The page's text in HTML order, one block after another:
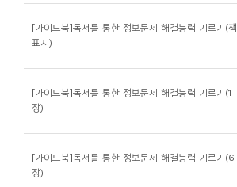
[가이드북]독서를 통한 정보문제 해결능력 기르기(책
표지)
[가이드북]독서를 통한 정보문제 해결능력 기르기(1
장)
[가이드북]독서를 통한 정보문제 해결능력 기르기(6
장)